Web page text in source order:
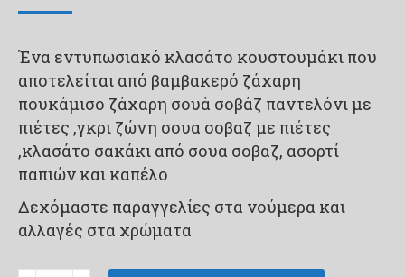
360,00 €.είναι:
220,00 €.
Ένα εντυπωσιακό κλασάτο κουστουμάκι που
αποτελείται από βαμβακερό ζάχαρη
πουκάμισο ζάχαρη σουά σοβάζ παντελόνι με
πιέτες ,γκρι ζώνη σουα σοβαζ με πιέτες
,κλασάτο σακάκι από σουα σοβαζ, ασορτί
παπιών και καπέλο
Δεχόμαστε παραγγελίες στα νούμερα και
αλλαγές στα χρώματα